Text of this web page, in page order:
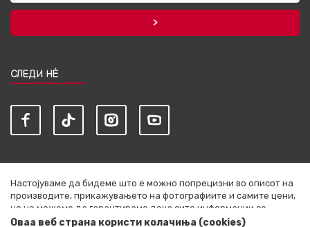
СЛЕДИ НЀ
Настојуваме да бидеме што е можно попрецизни во описот на
производите, прикажувањето на фотографиите и самите цени,
но не можеме да гарантираме дека сите информации се
комплетни и без грешки. Сите артикли прикажани на сајтот се
Оваа веб страна користи колачиња (cookies)